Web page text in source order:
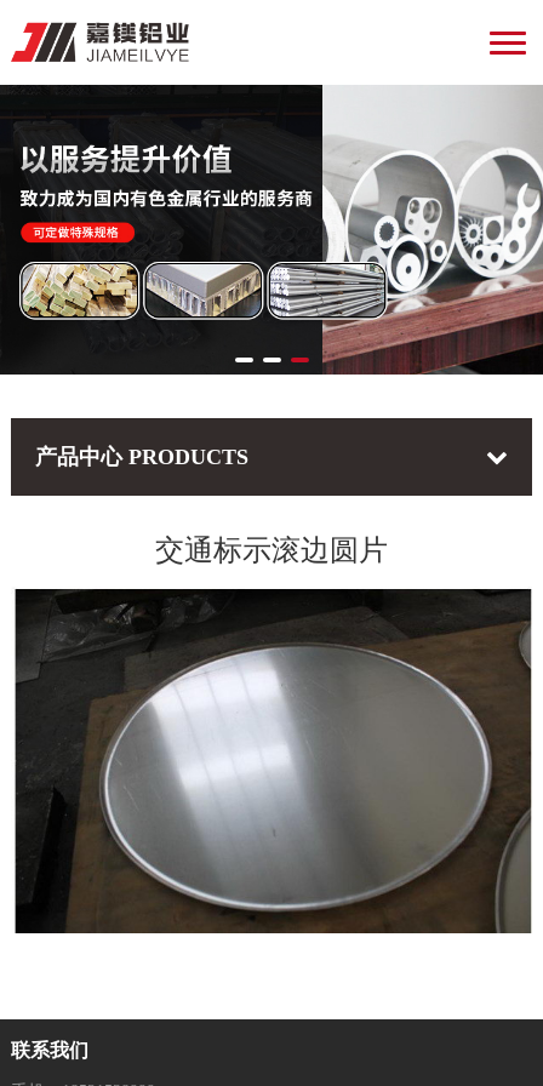
产品中心 PRODUCTS
交通标示滚边圆片
联系我们